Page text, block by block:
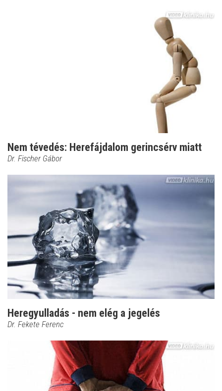
Nem tévedés: Herefájdalom gerincsérv miatt
Dr. Fischer Gábor
Heregyulladás - nem elég a jegelés
Dr. Fekete Ferenc